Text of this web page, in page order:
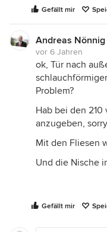
Gefällt mir
Andreas Nönnig
vor 6 Jahren
ok, Tür nach
Problem?
Hab bei den
anzugeben,
Mit den Fliesen
Und die Nische
Gefällt mir